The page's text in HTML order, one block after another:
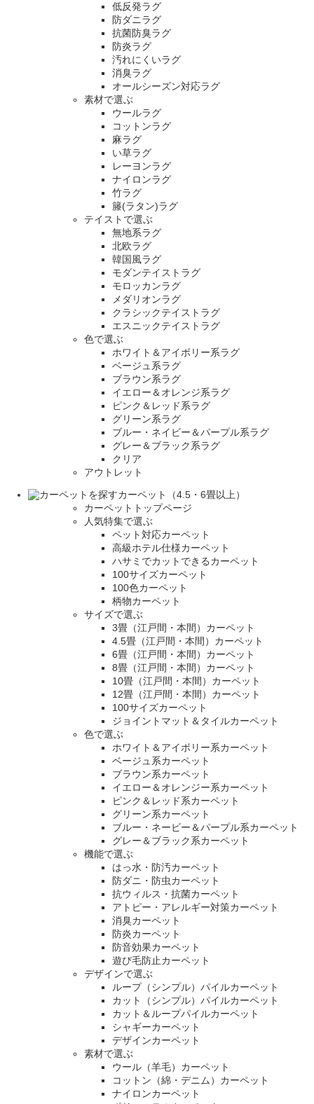
低反発ラグ
防ダニラグ
抗菌防臭ラグ
防炎ラグ
汚れにくいラグ
消臭ラグ
オールシーズン対応ラグ
素材で選ぶ
ウールラグ
コットンラグ
麻ラグ
い草ラグ
レーヨンラグ
ナイロンラグ
竹ラグ
籐(ラタン)ラグ
テイストで選ぶ
無地系ラグ
北欧ラグ
韓国風ラグ
モダンテイストラグ
モロッカンラグ
メダリオンラグ
クラシックテイストラグ
エスニックテイストラグ
色で選ぶ
ホワイト＆アイボリー系ラグ
ベージュ系ラグ
ブラウン系ラグ
イエロー＆オレンジ系ラグ
ピンク＆レッド系ラグ
グリーン系ラグ
ブルー・ネイビー＆パープル系ラグ
グレー＆ブラック系ラグ
クリア
アウトレット
カーペット（4.5・6畳以上）
カーペットトップページ
人気特集で選ぶ
ペット対応カーペット
高級ホテル仕様カーペット
ハサミでカットできるカーペット
100サイズカーペット
100色カーペット
柄物カーペット
サイズで選ぶ
3畳（江戸間・本間）カーペット
4.5畳（江戸間・本間）カーペット
6畳（江戸間・本間）カーペット
8畳（江戸間・本間）カーペット
10畳（江戸間・本間）カーペット
12畳（江戸間・本間）カーペット
100サイズカーペット
ジョイントマット＆タイルカーペット
色で選ぶ
ホワイト＆アイボリー系カーペット
ベージュ系カーペット
ブラウン系カーペット
イエロー＆オレンジー系カーペット
ピンク＆レッド系カーペット
グリーン系カーペット
ブルー・ネービー＆パープル系カーペット
グレー＆ブラック系カーペット
機能で選ぶ
はっ水・防汚カーペット
防ダニ・防虫カーペット
抗ウィルス・抗菌カーペット
アトピー・アレルギー対策カーペット
消臭カーペット
防炎カーペット
防音効果カーペット
遊び毛防止カーペット
デザインで選ぶ
ループ（シンプル）パイルカーペット
カット（シンプル）パイルカーペット
カット＆ループパイルカーペット
シャギーカーペット
デザインカーペット
素材で選ぶ
ウール（羊毛）カーペット
コットン（綿・デニム）カーペット
ナイロンカーペット